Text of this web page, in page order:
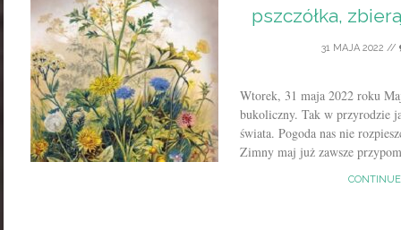
pszczółka,
31 MAJA 2022 //
Wtorek, 31 maja 2022 roku
bukoliczny. Tak w przyrodzie
świata. Pogoda nas nie
Zimny maj już zawsze